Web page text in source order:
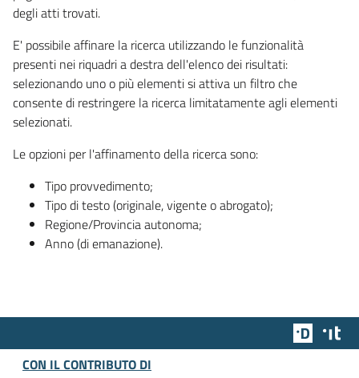
degli atti trovati.
E' possibile affinare la ricerca utilizzando le funzionalità
presenti nei riquadri a destra dell'elenco dei risultati:
selezionando uno o più elementi si attiva un filtro che
consente di restringere la ricerca limitatamente agli elementi
selezionati.
Le opzioni per l'affinamento della ricerca sono:
Tipo provvedimento;
Tipo di testo (originale, vigente o abrogato);
Regione/Provincia autonoma;
Anno (di emanazione).
Team
CON IL CONTRIBUTO DI